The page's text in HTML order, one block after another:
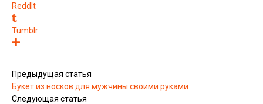
ReddIt
Tumblr
Предыдущая статья
Букет из носков для мужчины своими руками
Следующая статья